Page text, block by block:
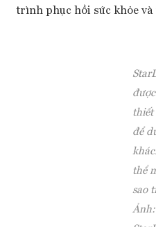
trình phục hồi sức khỏe
được
thiết
để
thể
sao
Ảnh: